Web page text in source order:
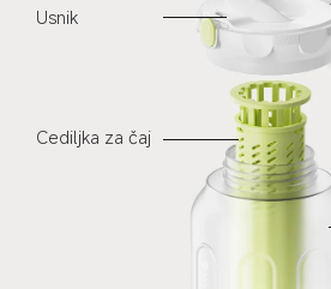
Usnik
Cediljka za čaj